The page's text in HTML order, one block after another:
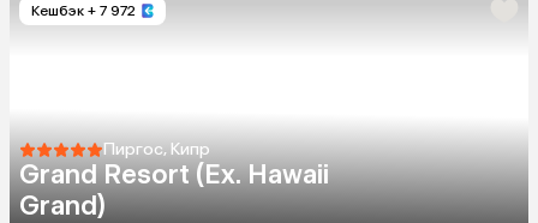
Кешбэк + 7 972
Пиргос, Кипр
Grand Resort (Ex. Hawaii
Grand)